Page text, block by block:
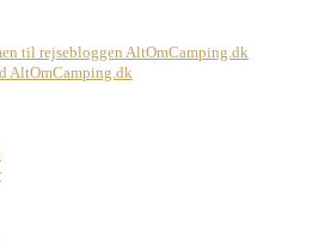
til rejsebloggen AltOmCamping.dk
AltOmCamping.dk